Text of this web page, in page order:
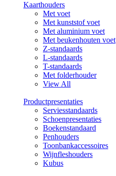
Kaarthouders
Met voet
Met kunststof voet
Met aluminium voet
Met beukenhouten voet
Z-standaards
L-standaards
T-standaards
Met folderhouder
View All
Productpresentaties
Serviesstandaards
Schoenpresentaties
Boekenstandaard
Penhouders
Toonbankaccessoires
Wijnfleshouders
Kubus